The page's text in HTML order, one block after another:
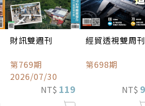
財訊雙週刊
第769期
2026/07/30
NT$ 119
經貿透視雙周刊
第698期
NT$